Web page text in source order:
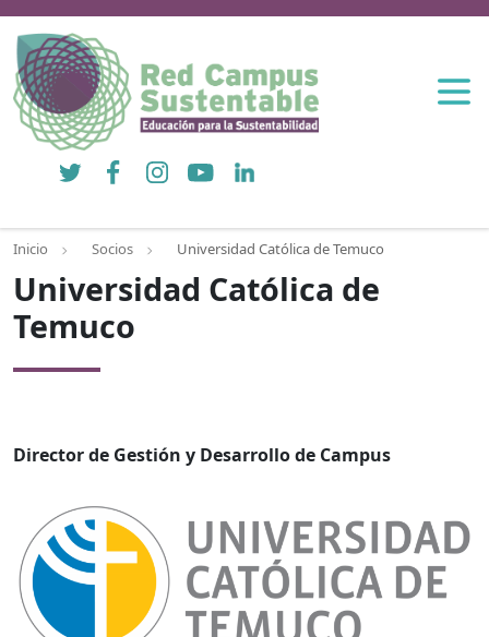
Twitter FacebookInstagramYouTubeLinkedIn
Inicio Socios Universidad Católica de Temuco
Universidad Católica de
Temuco
Director de Gestión y Desarrollo de Campus